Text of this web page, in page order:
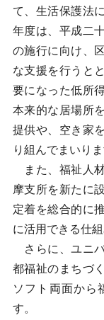
て、生活保護法
年度は、平成二
の施行に向け、
な支援を行うと
要になった低所
本来的な居場所
提供や、空き家
り組んでまいりま
また、福祉人
摩支所を新たに
定着を総合的に
に活用できる仕
さらに、ユニ
都福祉のまちづ
ソフト両面から
す。